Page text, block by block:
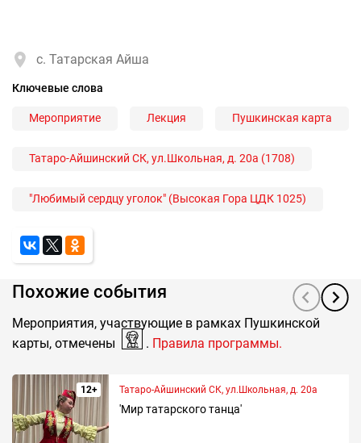
с. Татарская Айша
Ключевые слова
Мероприятие Лекция Пушкинская карта
Татаро-Айшинский СК, ул.Школьная, д. 20а (1708)
"Любимый сердцу уголок" (Высокая Гора ЦДК 1025)
Похожие события
Мероприятия, участвующие в рамках Пушкинской
карты, отмечены
. Правила программы.
12+ Татаро-Айшинский СК, ул.Школьная, д. 20а
'Мир татарского танца'